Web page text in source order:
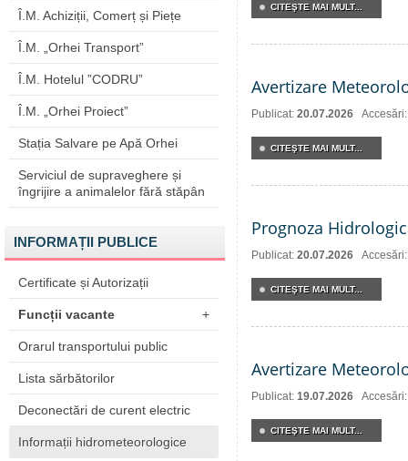
Î.M. Achiziții, Comerț și Piețe
Î.M. „Orhei Transport”
Î.M. Hotelul ”CODRU”
Î.M. „Orhei Proiect”
Stația Salvare pe Apă Orhei
Serviciul de supraveghere și
îngrijire a animalelor fără stăpân
INFORMAȚII PUBLICE
Certificate și Autorizații
Funcții vacante +
Orarul transportului public
Lista sărbătorilor
Deconectări de curent electric
Informații hidrometeorologice
CITEŞTE MAI MULT...
Avertizare
Publicat: 20.07.2026
CITEŞTE MAI MULT...
Prognoza
Publicat: 20.07.2026
CITEŞTE MAI MULT...
Avertizare
Publicat: 19.07.2026
CITEŞTE MAI MULT...